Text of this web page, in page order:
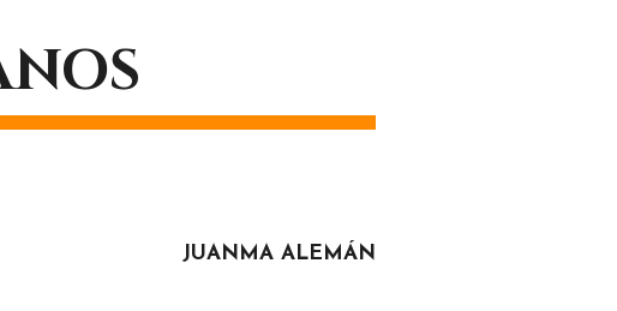
JUANMA ALEMÁN